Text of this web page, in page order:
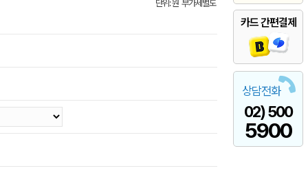
카드 간편결제
상담전화
02) 500
5900
단위: 원 부가세별도